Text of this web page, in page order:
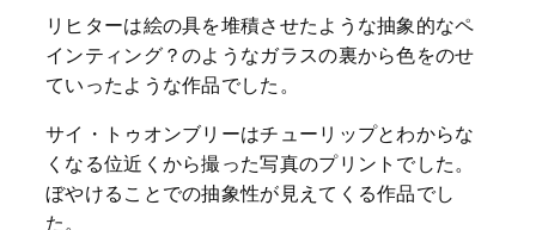
リヒターは絵の具を堆積させたような抽象的なペ
インティング？のようなガラスの裏から色をのせ
ていったような作品でした。
サイ・トゥオンブリーはチューリップとわからな
くなる位近くから撮った写真のプリントでした。
ぼやけることでの抽象性が見えてくる作品でし
た。